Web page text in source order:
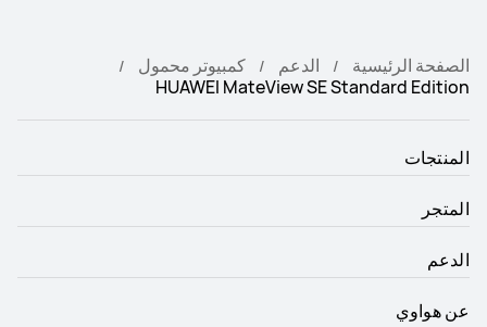
الصفحة الرئيسية الدعم
كمبيوتر محمول
HUAWEI MateView SE Standard Edition
المنتجات
المتجر
الدعم
عن هواوي